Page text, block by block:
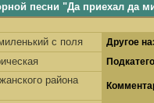
песни "Да приехал да
с поля
Другое
района